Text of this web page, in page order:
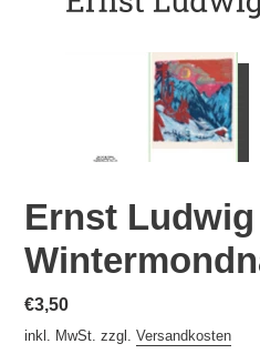
Ernst
Normaler
Preis
€3,50
inkl. MwSt. zzgl. Versandkosten